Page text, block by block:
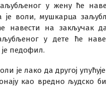
у жену ће
је воли, мушкарца
навести на закључак да
у дете ће
педофил.
је лако да другој
као вредно људско